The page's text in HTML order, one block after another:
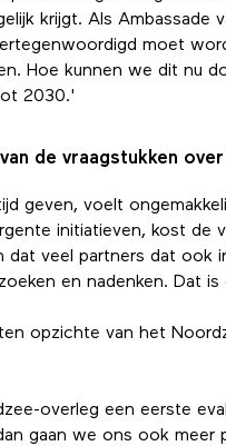
krijgt. Als Ambassade
moet
Hoe kunnen we dit nu
2030.'
de vraagstukken
geven, voelt
initiatieven, kost de
dat veel partners dat ook
en nadenken. Dat
opzichte van het
overleg een eerste
gaan we ons ook meer